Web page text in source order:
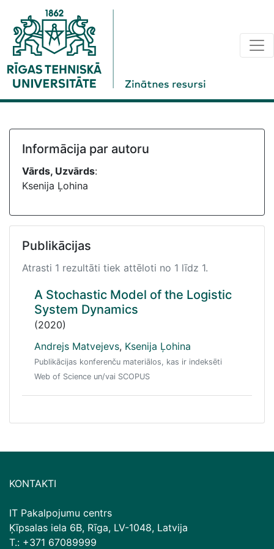
Informācija par autoru
Vārds, Uzvārds:
Ksenija Ļohina
Publikācijas
Atrasti 1 rezultāti tiek attēloti no 1 līdz 1.
A Stochastic Model of the Logistic
System Dynamics
(2020)
Andrejs Matvejevs, Ksenija Ļohina
Publikācijas konferenču materiālos, kas ir indeksēti
Web of Science un/vai SCOPUS
KONTAKTI
IT Pakalpojumu centrs
Ķīpsalas iela 6B, Rīga, LV-1048, Latvija
T.: +371 67089999